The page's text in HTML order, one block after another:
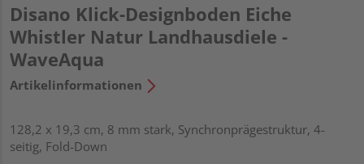
Disano Klick-Designboden Eiche
Whistler Natur Landhausdiele -
WaveAqua
Artikelinformationen
128,2 x 19,3 cm, 8 mm stark, Synchronprägestruktur, 4-
seitig, Fold-Down